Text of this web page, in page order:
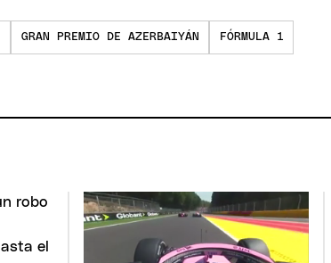
GRAN PREMIO DE AZERBAIYÁN FÓRMULA 1